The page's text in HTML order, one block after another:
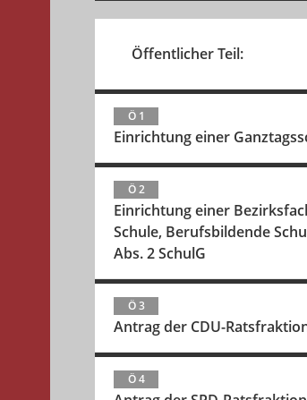
Öffentlicher Teil:
Ö 1
Einrichtung einer
Ö 2
Einrichtung einer
Schule, Berufsbildende
Abs. 2 SchulG
Ö 3
Antrag der CDU-
Ö 4